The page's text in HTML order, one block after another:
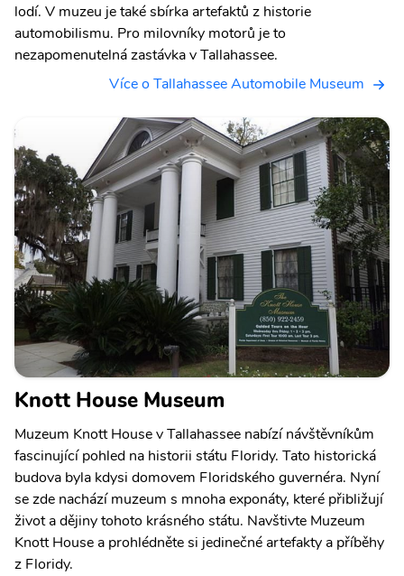
lodí. V muzeu je také sbírka artefaktů z historie
automobilismu. Pro milovníky motorů je to
nezapomenutelná zastávka v Tallahassee.
Více o Tallahassee Automobile Museum
Knott House Museum
Muzeum Knott House v Tallahassee nabízí návštěvníkům
fascinující pohled na historii státu Floridy. Tato historická
budova byla kdysi domovem Floridského guvernéra. Nyní
se zde nachází muzeum s mnoha exponáty, které přibližují
život a dějiny tohoto krásného státu. Navštivte Muzeum
Knott House a prohlédněte si jedinečné artefakty a příběhy
z Floridy.